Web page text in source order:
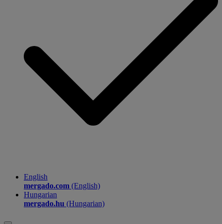
English
mergado.com (English)
Hungarian
mergado.hu (Hungarian)